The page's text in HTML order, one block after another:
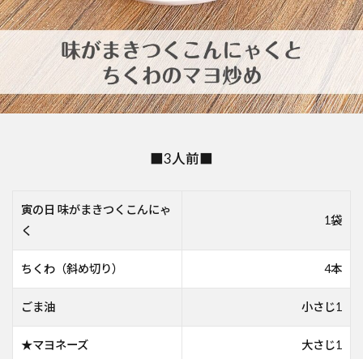
■3人前■
寅の日 味がまきつくこんにゃ
く
1袋
ちくわ（斜め切り） 4本
ごま油 小さじ1
★マヨネーズ 大さじ1